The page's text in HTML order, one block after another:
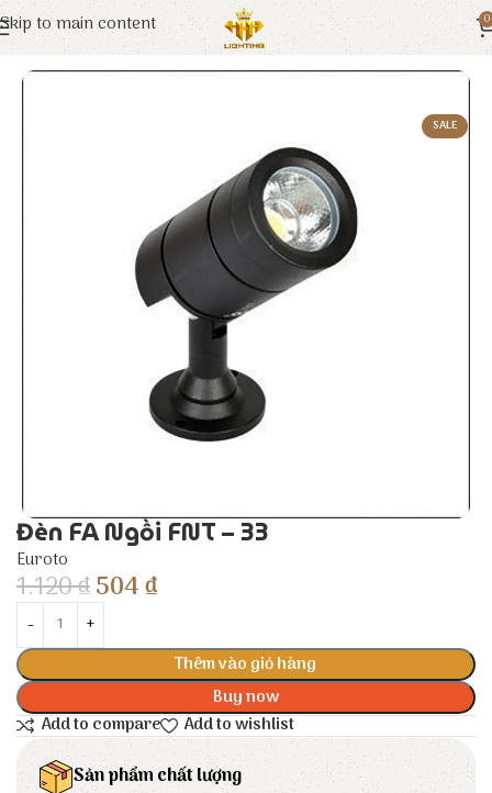
Skip to main content 0
Trang chủ Euroto Đèn LED
SALE
Đèn FA Ngồi FNT – 33
Euroto
1.120₫504₫
Thêm vào giỏ hàng
Buy now
Add to compare
Add to wishlist
Sản phẩm chất lượng